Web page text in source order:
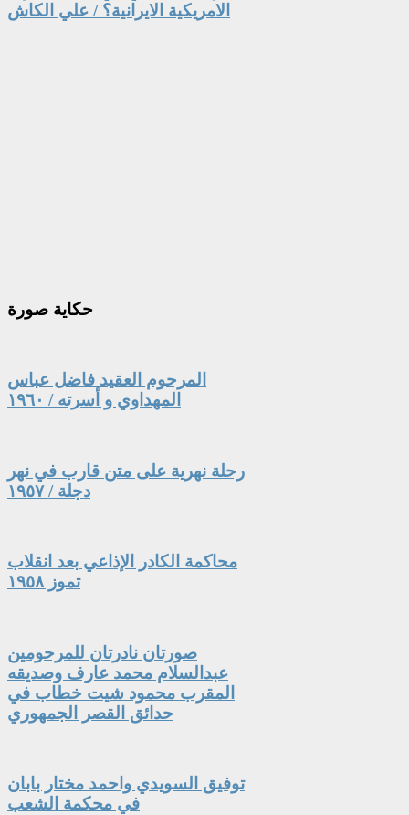
الامريكية الايرانية؟ / علي الكاش
حكاية صورة
المرحوم العقيد فاضل عباس
المهداوي و أسرته / ١٩٦٠
رحلة نهرية على متن قارب في نهر
دجلة / ١٩٥٧
محاكمة الكادر الإذاعي بعد انقلاب
تموز ١٩٥٨
صورتان نادرتان للمرحومين
عبدالسلام محمد عارف وصديقه
المقرب محمود شيت خطاب في
حدائق القصر الجمهوري
توفيق السويدي واحمد مختار بابان
في محكمة الشعب